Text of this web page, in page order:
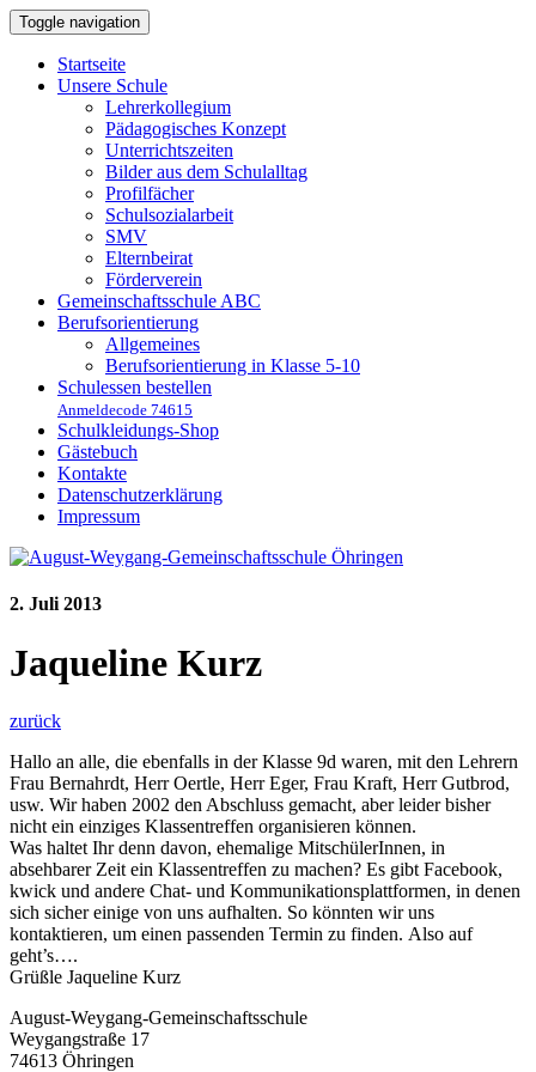
Toggle navigation
Startseite
Unsere Schule
Lehrerkollegium
Pädagogisches Konzept
Unterrichtszeiten
Bilder aus dem Schulalltag
Profilfächer
Schulsozialarbeit
SMV
Elternbeirat
Förderverein
Gemeinschaftsschule ABC
Berufsorientierung
Allgemeines
Berufsorientierung in Klasse 5-10
Schulessen bestellen
Anmeldecode 74615
Schulkleidungs-Shop
Gästebuch
Kontakte
Datenschutzerklärung
Impressum
2. Juli 2013
Jaqueline Kurz
zurück
Hallo an alle, die ebenfalls in der Klasse 9d waren, mit den Lehrern
Frau Bernahrdt, Herr Oertle, Herr Eger, Frau Kraft, Herr Gutbrod,
usw. Wir haben 2002 den Abschluss gemacht, aber leider bisher
nicht ein einziges Klassentreffen organisieren können.
Was haltet Ihr denn davon, ehemalige MitschülerInnen, in
absehbarer Zeit ein Klassentreffen zu machen? Es gibt Facebook,
kwick und andere Chat- und Kommunikationsplattformen, in denen
sich sicher einige von uns aufhalten. So könnten wir uns
kontaktieren, um einen passenden Termin zu finden. Also auf
geht’s….
Grüßle Jaqueline Kurz
August-Weygang-Gemeinschaftsschule
Weygangstraße 17
74613 Öhringen